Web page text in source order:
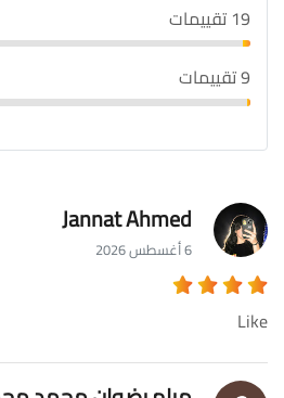
19 تقييمات
9 تقييمات
Jannat Ahmed
6 أغسطس 2026
Like